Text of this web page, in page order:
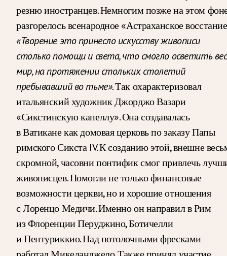
резню иностранцев. Немногим позже на этом
разгорелось всенародное «Астраханское
«Творение это принесло искусству живописи
столько помощи и света, что смогло осветить
мир, на протяжении стольких столетий
пребывавший во тьме».Так охарактеризовал
итальянский художник Джорджо Вазари
«Сикстинскую капеллу». Она создавалась
в Ватикане как домовая церковь по заказу Папы
римского Сикста IV. К созданию этой, внешне
скромной, часовни понтифик смог привлечь
живописцев. Помогли не только финансовые
возможности церкви, но и хорошие отношения
с Лоренцо Медичи. Именно он направил в Рим
из Флоренции Перуджино, Ботичелли
и Пентуриккио. Над потолочными фресками